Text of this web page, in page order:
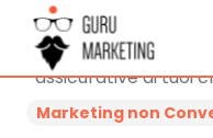
contenuto
Guru Marketing
2 tecniche
assicurative ai tuoi
Marketing non